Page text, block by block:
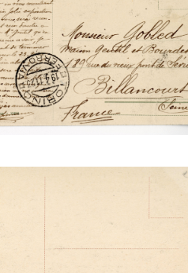
dei lavori al fine Marzo.
della Francia (Modiano)
dei lavori al fine Marzo.
della Germania